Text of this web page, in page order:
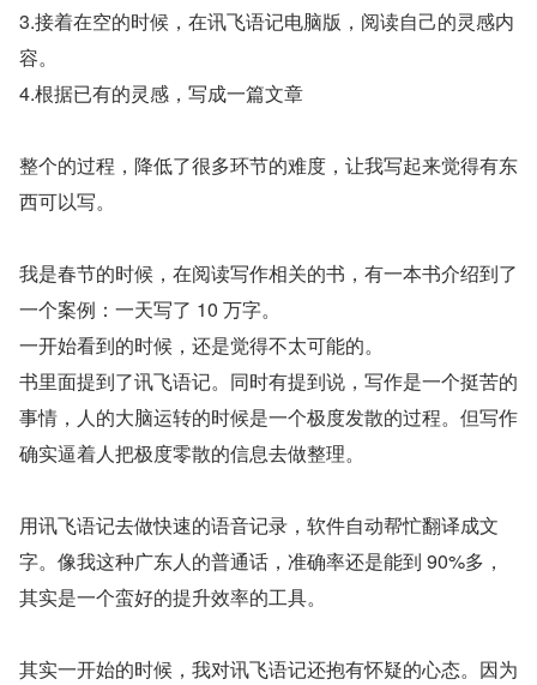
3.接着在空的时候，在讯飞语记电脑版，阅读自己的灵感内
容。
4.根据已有的灵感，写成一篇文章
整个的过程，降低了很多环节的难度，让我写起来觉得有东
西可以写。
我是春节的时候，在阅读写作相关的书，有一本书介绍到了
一个案例：一天写了 10 万字。
一开始看到的时候，还是觉得不太可能的。
书里面提到了讯飞语记。同时有提到说，写作是一个挺苦的
事情，人的大脑运转的时候是一个极度发散的过程。但写作
确实逼着人把极度零散的信息去做整理。
用讯飞语记去做快速的语音记录，软件自动帮忙翻译成文
字。像我这种广东人的普通话，准确率还是能到 90%多，
其实是一个蛮好的提升效率的工具。
其实一开始的时候，我对讯飞语记还抱有怀疑的心态。因为